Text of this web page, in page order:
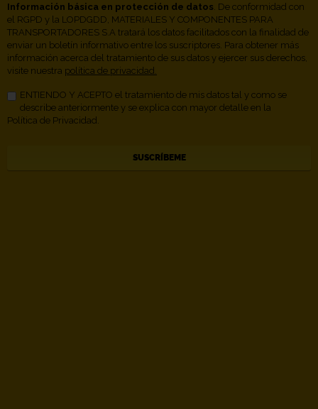
Información básica en protección de datos . De conformidad con
el RGPD y la LOPDGDD, MATERIALES Y COMPONENTES PARA
TRANSPORTADORES S.A tratará los datos facilitados con la finalidad de
enviar un boletín informativo entre los suscriptores. Para obtener más
información acerca del tratamiento de sus datos y ejercer sus derechos,
visite nuestra política de privacidad.
ENTIENDO Y ACEPTO el tratamiento de mis datos tal y como se
describe anteriormente y se explica con mayor detalle en la
Política de Privacidad.